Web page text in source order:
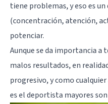
tiene problemas, y eso es
(concentración, atención,
potenciar.
Aunque se da importancia a
malos resultados, en
progresivo, y como
es el deportista mayores